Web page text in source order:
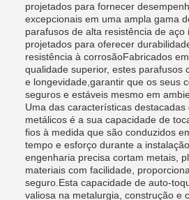
projetados para fornecer
excepcionais em uma ampla gama
parafusos de alta resistência de aço
projetados para oferecer
resistência à corrosãoFabricados
qualidade superior, estes parafusos
e longevidade,garantir que os seus
seguros e estáveis mesmo em
Uma das características
metálicos é a sua capacidade de
fios à medida que são conduzidos
tempo e esforço durante a
engenharia precisa cortam metais,
materiais com facilidade,
seguro.Esta capacidade de auto-
valiosa na metalurgia, construção e